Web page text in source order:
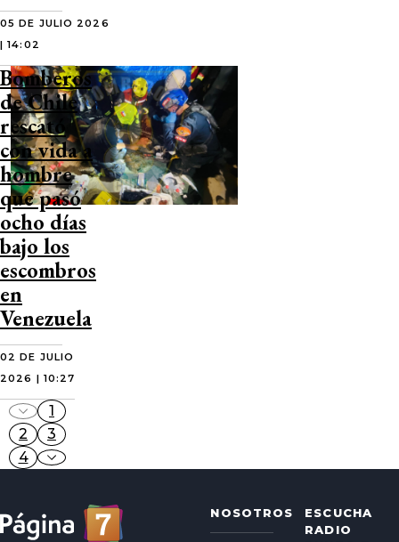
05 DE JULIO 2026
| 14:02
Bomberos
de Chile
rescató
con vida a
hombre
que pasó
ocho días
bajo los
escombros
en
Venezuela
02 DE JULIO
2026 | 10:27
1
2
3
4
NOSOTROS
ESCUCHA
RADIO